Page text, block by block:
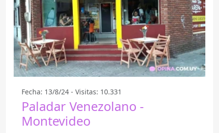
Fecha: 13/8/24 - Visitas: 10.331
Paladar Venezolano -
Montevideo